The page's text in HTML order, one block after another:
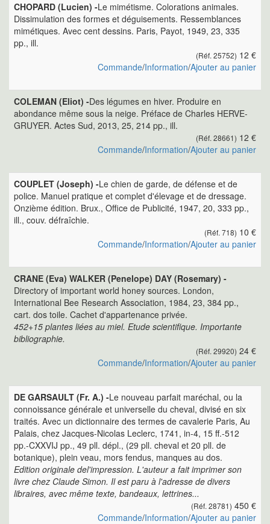
CHOPARD (Lucien) -Le mimétisme. Colorations animales.
Dissimulation des formes et déguisements. Ressemblances
mimétiques. Avec cent dessins. Paris, Payot, 1949, 23, 335
pp., ill.
(Réf. 25752) 12 €
Commande/Information/Ajouter au panier
COLEMAN (Eliot) -Des légumes en hiver. Produire en
abondance même sous la neige. Préface de Charles HERVE-
GRUYER. Actes Sud, 2013, 25, 214 pp., ill.
(Réf. 28661) 12 €
Commande/Information/Ajouter au panier
COUPLET (Joseph) -Le chien de garde, de défense et de
police. Manuel pratique et complet d'élevage et de dressage.
Onzième édition. Brux., Office de Publicité, 1947, 20, 333 pp.,
ill., couv. défraîchie.
(Réf. 718) 10 €
Commande/Information/Ajouter au panier
CRANE (Eva) WALKER (Penelope) DAY (Rosemary) -
Directory of important world honey sources. London,
International Bee Research Association, 1984, 23, 384 pp.,
cart. dos toile. Cachet d'appartenance privée.
452+15 plantes liées au miel. Etude scientifique. Importante
bibliographie.
(Réf. 29920) 24 €
Commande/Information/Ajouter au panier
DE GARSAULT (Fr. A.) -Le nouveau parfait maréchal, ou la
connoissance générale et universelle du cheval, divisé en six
traités. Avec un dictionnaire des termes de cavalerie Paris, Au
Palais, chez Jacques-Nicolas Leclerc, 1741, in-4, 15 ff.-512
pp.-CXXVIJ pp., 49 pll. dépl., (29 pll. cheval et 20 pll. de
botanique), plein veau, mors fendus, manques au dos.
Edition originale del'impression. L'auteur a fait imprimer son
livre chez Claude Simon. Il est paru à l'adresse de divers
libraires, avec même texte, bandeaux, lettrines...
(Réf. 28781) 450 €
Commande/Information/Ajouter au panier